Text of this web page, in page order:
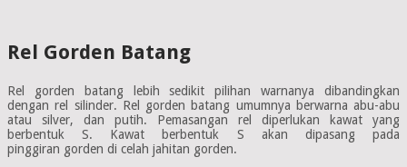
Rel Gorden Batang
Rel gorden batang lebih sedikit pilihan warnanya dibandingkan
dengan rel silinder. Rel gorden batang umumnya berwarna abu-abu
atau silver, dan putih. Pemasangan rel diperlukan kawat yang
berbentuk S. Kawat berbentuk S akan dipasang pada
pinggiran gorden di celah jahitan gorden.